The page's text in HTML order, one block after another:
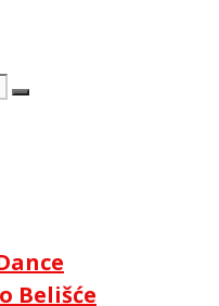
Belišće